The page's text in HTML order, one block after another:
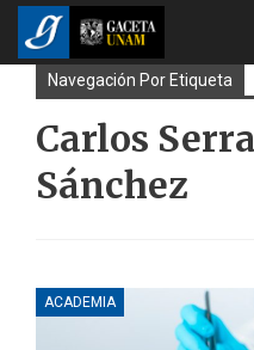
Navegación Por Etiqueta
Carlos
Sánchez
ACADEMIA